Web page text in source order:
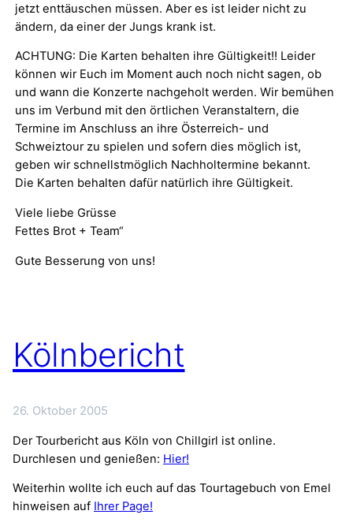
jetzt enttäuschen müssen. Aber es ist leider nicht zu
ändern, da einer der Jungs krank ist.
ACHTUNG: Die Karten behalten ihre Gültigkeit!! Leider
können wir Euch im Moment auch noch nicht sagen, ob
und wann die Konzerte nachgeholt werden. Wir bemühen
uns im Verbund mit den örtlichen Veranstaltern, die
Termine im Anschluss an ihre Österreich- und
Schweiztour zu spielen und sofern dies möglich ist,
geben wir schnellstmöglich Nachholtermine bekannt.
Die Karten behalten dafür natürlich ihre Gültigkeit.
Viele liebe Grüsse
Fettes Brot + Team“
Gute Besserung von uns!
Kölnbericht
26. Oktober 2005
Der Tourbericht aus Köln von Chillgirl ist online.
Durchlesen und genießen: Hier!
Weiterhin wollte ich euch auf das Tourtagebuch von Emel
hinweisen auf Ihrer Page!